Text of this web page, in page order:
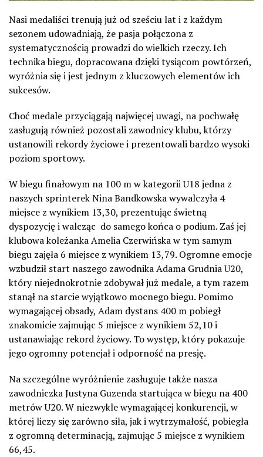
Nasi medaliści trenują już od sześciu lat i z każdym
sezonem udowadniają, że pasja połączona z
systematycznością prowadzi do wielkich rzeczy. Ich
technika biegu, dopracowana dzięki tysiącom powtórzeń,
wyróżnia się i jest jednym z kluczowych elementów ich
sukcesów.
Choć medale przyciągają najwięcej uwagi, na pochwałę
zasługują również pozostali zawodnicy klubu, którzy
ustanowili rekordy życiowe i prezentowali bardzo wysoki
poziom sportowy.
W biegu finałowym na 100 m w kategorii U18 jedna z
naszych sprinterek Nina Bandkowska wywalczyła 4
miejsce z wynikiem 13,30, prezentując świetną
dyspozycję i walcząc do samego końca o podium. Zaś jej
klubowa koleżanka Amelia Czerwińska w tym samym
biegu zajęła 6 miejsce z wynikiem 13,79. Ogromne emocje
wzbudził start naszego zawodnika Adama Grudnia U20,
który niejednokrotnie zdobywał już medale, a tym razem
stanął na starcie wyjątkowo mocnego biegu. Pomimo
wymagającej obsady, Adam dystans 400 m pobiegł
znakomicie zajmując 5 miejsce z wynikiem 52,10 i
ustanawiając rekord życiowy. To występ, który pokazuje
jego ogromny potencjał i odporność na presję.
Na szczególne wyróżnienie zasługuje także nasza
zawodniczka Justyna Guzenda startująca w biegu na 400
metrów U20. W niezwykle wymagającej konkurencji, w
której liczy się zarówno siła, jak i wytrzymałość, pobiegła
z ogromną determinacją, zajmując 5 miejsce z wynikiem
66,45.